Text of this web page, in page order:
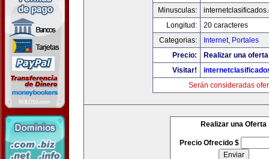
Minusculas:
Longitud:
20 caracteres
Categorias:
Internet, Portales
Precio:
Realizar una
Visitar!
Serán consideradas
Realizar una Oferta
Precio Ofrecido $